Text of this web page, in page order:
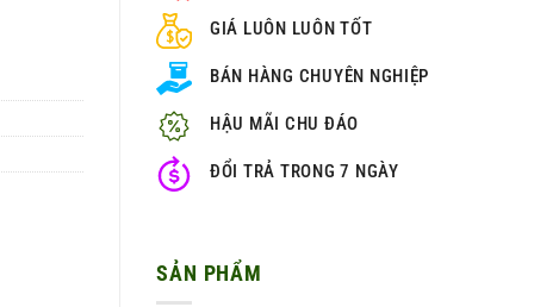
GIÁ LUÔN LUÔN TỐT
BÁN HÀNG CHUYÊN NGHIỆP
HẬU MÃI CHU ĐÁO
ĐỔI TRẢ TRONG 7 NGÀY
SẢN PHẨM